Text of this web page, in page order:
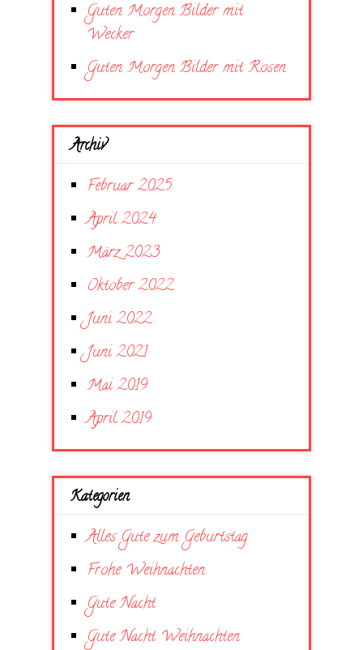
Guten Morgen Bilder mit
Wecker
Guten Morgen Bilder mit Rosen
Archiv
Februar 2025
April 2024
März 2023
Oktober 2022
Juni 2022
Juni 2021
Mai 2019
April 2019
Kategorien
Alles Gute zum Geburtstag
Frohe Weihnachten
Gute Nacht
Gute Nacht Weihnachten